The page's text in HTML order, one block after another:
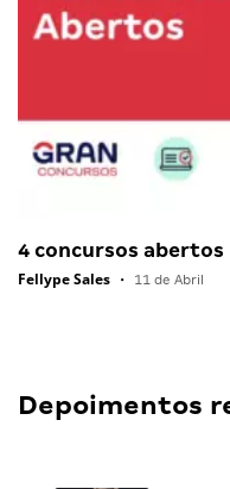
4 concursos
Fellype Sales • 11 de Abril
Depoimentos